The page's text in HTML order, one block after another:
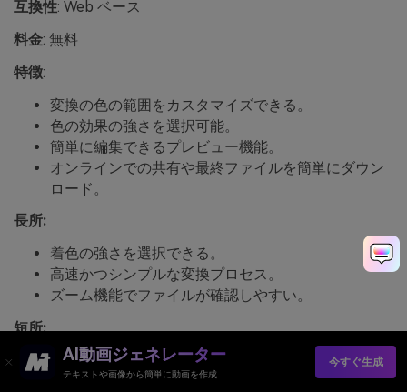
互換性: Web ベース
料金: 無料
特徴:
変換の色の範囲をカスタマイズできる。
色の効果の強さを選択可能。
簡単に編集できるプレビュー機能。
オンラインでの共有や最終ファイルを簡単にダウン
ロード。
長所:
着色の強さを選択できる。
高速かつシンプルな変換プロセス。
ズーム機能でファイルが確認しやすい。
短所:
バッチ処理機能が無い。
シェードエフェクトは特定のトーンを持つファイル
AI動画ジェネレーター
テキストや画像から簡単に動画を作成
今すぐ生成